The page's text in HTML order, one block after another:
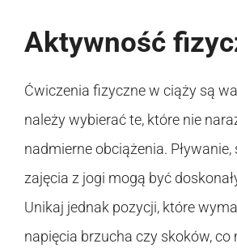
Aktywność
Ćwiczenia fizyczne w ciąży są
należy wybierać te, które nie
nadmierne obciążenia.
zajęcia z jogi mogą być
Unikaj jednak pozycji, które
napięcia brzucha czy skoków, co